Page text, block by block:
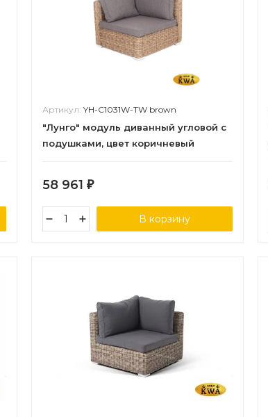
Артикул: YH-C1031W-TW brown
"Лунго" модуль диванный угловой с
подушками, цвет коричневый
58 961 ₽
В корзину